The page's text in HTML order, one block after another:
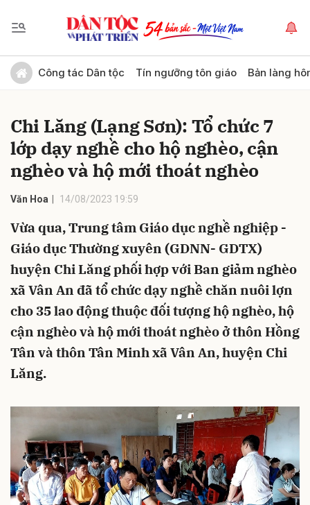
Công tác Dân tộc Tín ngưỡng tôn giáo Bản làng
Chi Lăng (Lạng Sơn): Tổ chức 7
lớp dạy nghề cho hộ nghèo, cận
nghèo và hộ mới thoát nghèo
Văn Hoa 14/08/2023 19:59
Vừa qua, Trung tâm Giáo dục nghề nghiệp -
Giáo dục Thường xuyên (GDNN- GDTX)
huyện Chi Lăng phối hợp với Ban giảm nghèo
xã Vân An đã tổ chức dạy nghề chăn nuôi lợn
cho 35 lao động thuộc đối tượng hộ nghèo, hộ
cận nghèo và hộ mới thoát nghèo ở thôn Hồng
Tân và thôn Tân Minh xã Vân An, huyện Chi
Lăng.
Gửi bình luận